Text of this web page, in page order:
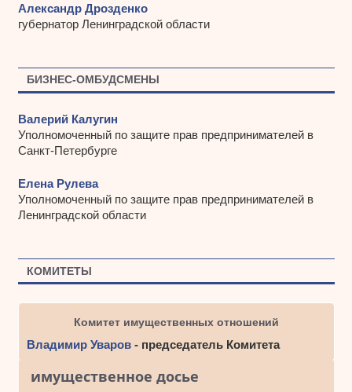
Александр Дрозденко
губернатор Ленинградской области
БИЗНЕС-ОМБУДСМЕНЫ
Валерий Калугин
Уполномоченный по защите прав предпринимателей в
Санкт-Петербурге
Елена Рулева
Уполномоченный по защите прав предпринимателей в
Ленинградской области
КОМИТЕТЫ
Комитет имущественных отношений
Владимир Уваров- председатель Комитета
имущественное досье